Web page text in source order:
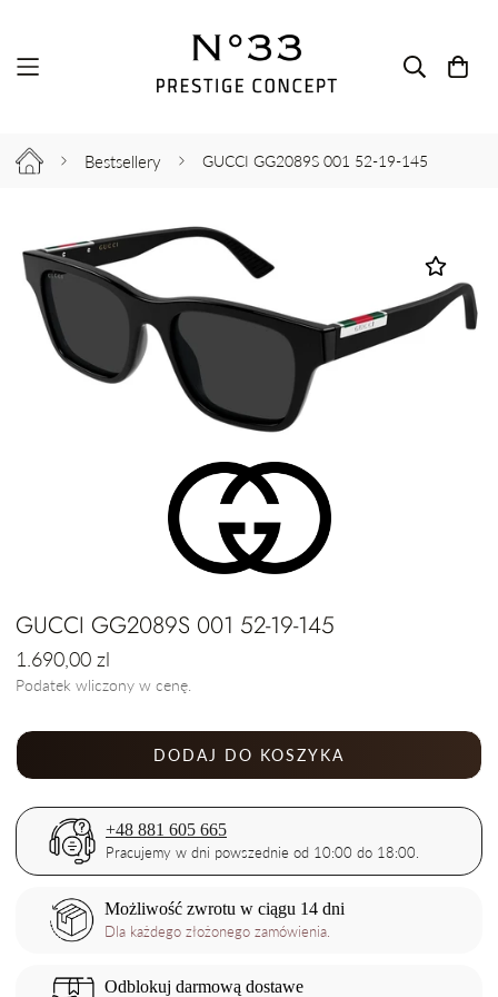
Bestsellery GUCCI GG2089S 001 52-19-145
GUCCI GG2089S 001 52-19-145
Cena
regularna
1.690,00 zl
Podatek wliczony w cenę.
DODAJ DO KOSZYKA
+48 881 605 665
Pracujemy w dni powszednie od 10:00 do 18:00.
Możliwość zwrotu w ciągu 14 dni
Dla każdego złożonego zamówienia.
Odblokuj darmową dostawe